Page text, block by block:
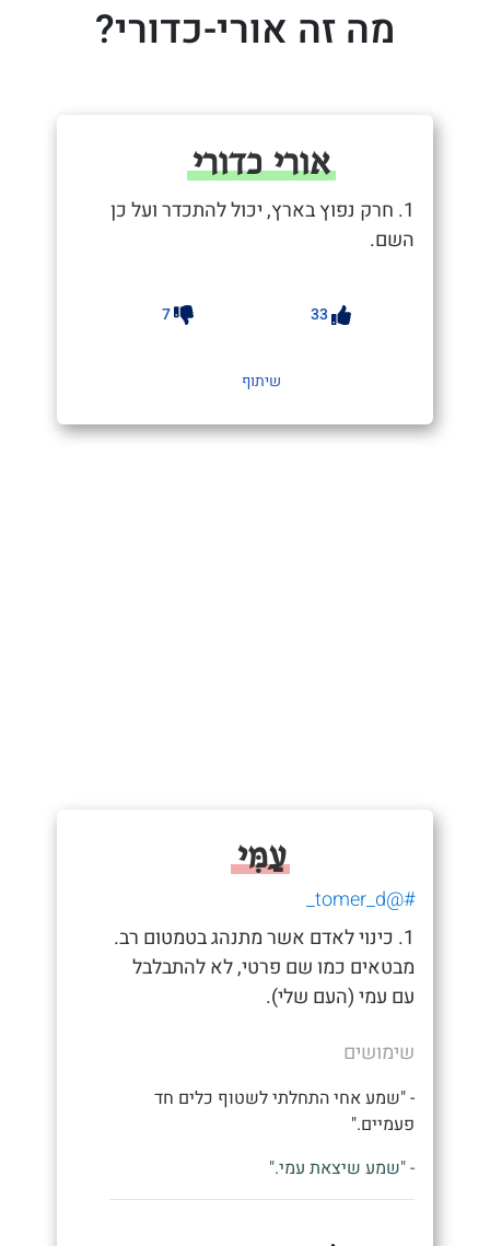
מה זה אורי-כדורי?
אורי כדורי
1. חרק נפוץ בארץ, יכול להתכדר ועל כן
השם.
33
7
שיתוף
עַמִּי
#@tomer_d_
1. כינוי לאדם אשר מתנהג בטמטום רב.
מבטאים כמו שם פרטי, לא להתבלבל
עם עמי (העם שלי).
שימושים
- "שמע אחי התחלתי לשטוף כלים חד
פעמיים."
- "שמע שיצאת עמי."